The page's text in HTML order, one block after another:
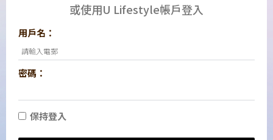
或使用U Lifestyle帳戶登入
用戶名：
密碼：
保持登入